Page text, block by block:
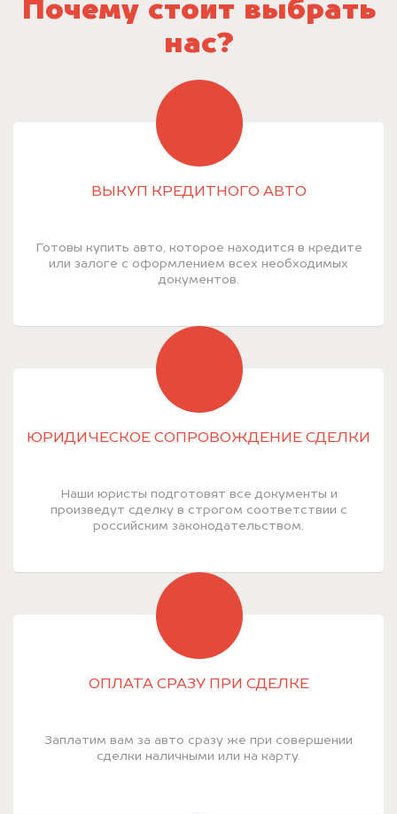
Почему стоит выбрать
нас?
ВЫКУП КРЕДИТНОГО АВТО
Готовы купить авто, которое находится в кредите
или залоге с оформлением всех необходимых
документов.
ЮРИДИЧЕСКОЕ СОПРОВОЖДЕНИЕ СДЕЛКИ
Наши юристы подготовят все документы и
произведут сделку в строгом соответствии с
российским законодательством.
ОПЛАТА СРАЗУ ПРИ СДЕЛКЕ
Заплатим вам за авто сразу же при совершении
сделки наличными или на карту.